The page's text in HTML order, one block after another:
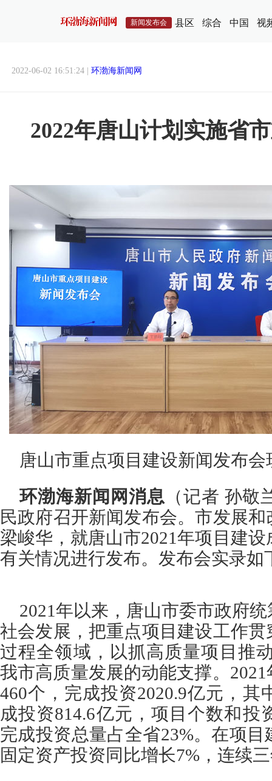
新闻发布会 县区 综合 中国 视
2022-06-02 16:51:24 | 环渤海新闻网
2022年唐山计划实施省
唐山市重点项目建设新闻发布
环渤海新闻网消息 （记者 孙
民政府召开新闻发布会。市发展和
梁峻华，就唐山市2021年项目建
有关情况进行发布。发布会实录如
2021年以来，唐山市委市政府
社会发展，把重点项目建设工作
过程全领域，以抓高质量项目推
我市高质量发展的动能支撑。
460个，完成投资2020.9亿元，其
成投资814.6亿元，项目个数和投
完成投资总量占全省23%。在项
固定资产投资同比增长7%，连续